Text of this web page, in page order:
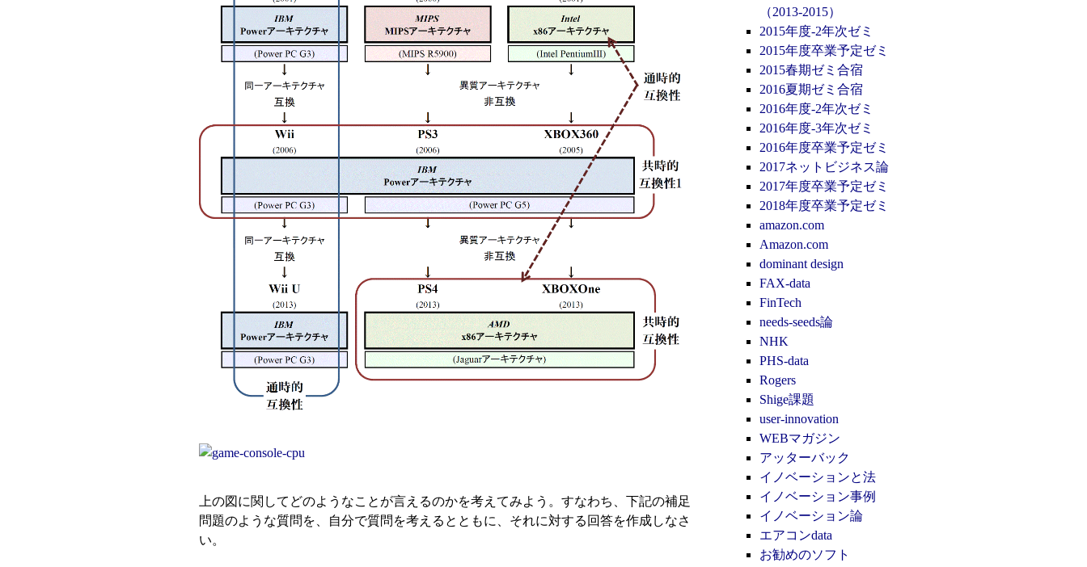
上の図に関してどのようなことが言えるのかを考えてみよう。すなわち、下記の補足
問題のような質問を、自分で質問を考えるとともに、それに対する回答を作成しなさ
い。
（2013-2015）
2015年度-2年次ゼミ
2015年度卒業予定ゼミ
2015春期ゼミ合宿
2016夏期ゼミ合宿
2016年度-2年次ゼミ
2016年度-3年次ゼミ
2016年度卒業予定ゼミ
2017ネットビジネス論
2017年度卒業予定ゼミ
2018年度卒業予定ゼミ
amazon.com
Amazon.com
dominant design
FAX-data
FinTech
needs-seeds論
NHK
PHS-data
Rogers
Shige課題
user-innovation
WEBマガジン
アッターバック
イノベーションと法
イノベーション事例
イノベーション論
エアコンdata
お勧めのソフト